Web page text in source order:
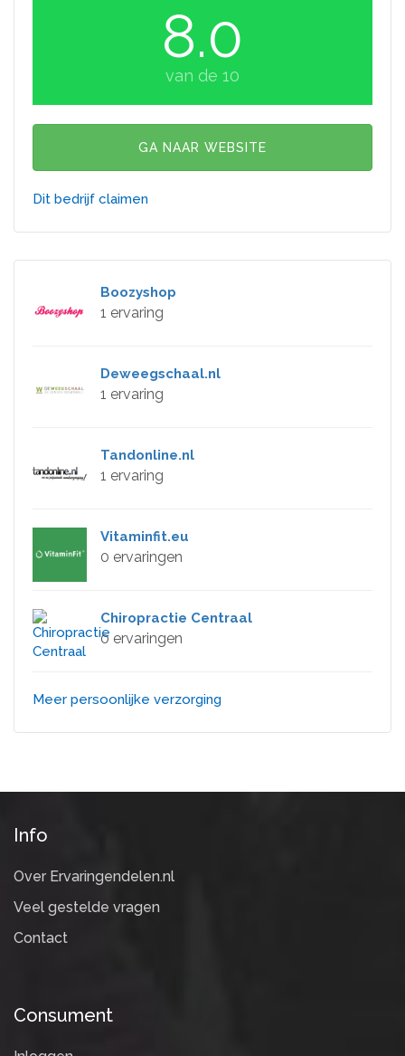
8.0
van de 10
GA NAAR WEBSITE
Dit bedrijf claimen
Boozyshop
1 ervaring
Deweegschaal.nl
1 ervaring
Tandonline.nl
1 ervaring
Vitaminfit.eu
0 ervaringen
Chiropractie Centraal
0 ervaringen
Meer persoonlijke verzorging
Info
Over Ervaringendelen.nl
Veel gestelde vragen
Contact
Consument